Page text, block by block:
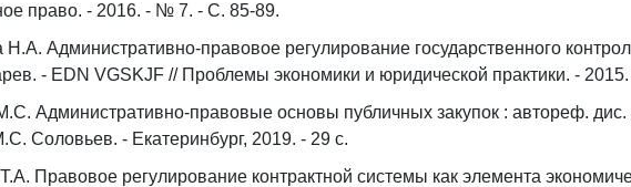
право. - 2016. - № 7. - С. 85-89.
Административно-правовое регулирование государственного
- EDN VGSKJF // Проблемы экономики и юридической практики. -
Административно-правовые основы публичных закупок : автореф. дис.
Соловьев. - Екатеринбург, 2019. - 29 с.
Правовое регулирование контрактной системы как элемента